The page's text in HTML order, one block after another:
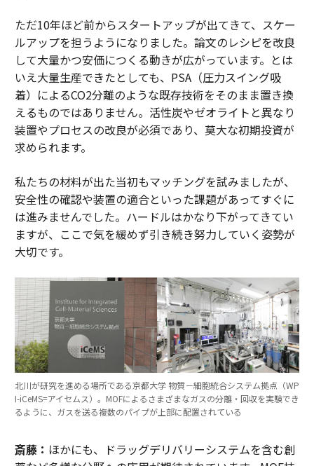
ただ10年ほど前からスタートアップが出てきて、スケー
ルアップを担うようになりました。論文のレシピを改良
して大量かつ安価につくる動きが広がっています。とは
いえ大量生産できたとしても、PSA（圧力スイング吸
着）によるCO2分離のような既存技術をそのまま置き換
えるものではありません。活性炭やゼオライトと異なり
装置やプロセスの改良が必須であり、莫大な初期投資が
求められます。
私たちの材料が出た当初もマッチングを試みましたが、
安全性の確認や装置の適合といった課題があってすぐに
は進みませんでした。ハードルはかなり下がってきてい
ますが、ここで気を緩めず引き続き努力していく姿勢が
大切です。
北川が研究を進める場所である京都大学 物質－細胞統合システム拠点（WP
I-iCeMS=アイセムス）。MOFによるさまざまなガスの分離・回収を実験でき
るように、ガスを送る複数のパイプが上部に配置されている
斎藤： ほかにも、ドラッグデリバリーシステムを含む創